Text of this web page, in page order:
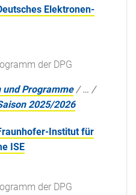
Elektronen-
der DPG
Programme /… /
2025/2026
Institut für
ISE
der DPG